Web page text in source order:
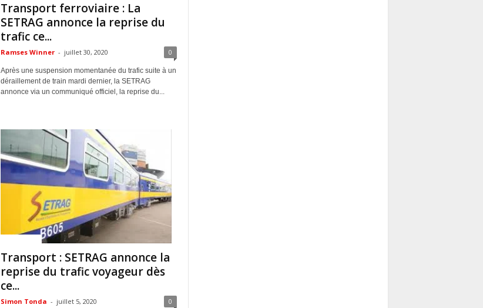
Transport ferroviaire : La
SETRAG annonce la reprise du
trafic ce...
Ramses Winner - juillet 30, 2020 0
Après une suspension momentanée du trafic suite à un
déraillement de train mardi dernier, la SETRAG
annonce via un communiqué officiel, la reprise du...
Transport : SETRAG annonce la
reprise du trafic voyageur dès
ce...
Simon Tonda - juillet 5, 2020 0